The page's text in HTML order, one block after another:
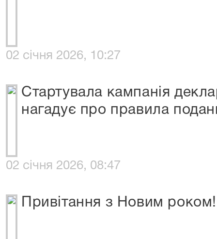
02 січня 2026, 10:27
Стартувала кампанія
нагадує про правила
02 січня 2026, 08:47
Привітання з Новим роком!